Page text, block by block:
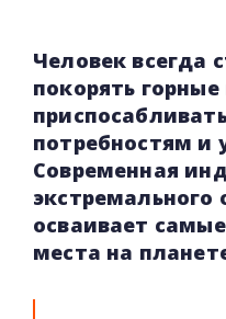
Человек всегда
покорять
потребностям и
Современная
экстремального
осваивает
места на